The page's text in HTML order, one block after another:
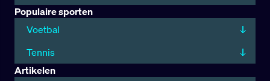
Populaire sporten
Voetbal
Tennis
Artikelen